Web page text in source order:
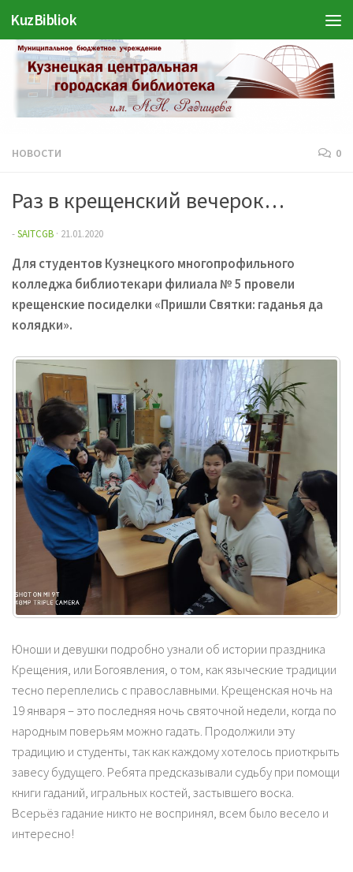
Перейти к содержимому
KuzBibliok
НОВОСТИ 0
Раз в крещенский вечерок…
-SAITCGB · 21.01.2020
Для студентов Кузнецкого многопрофильного
колледжа библиотекари филиала № 5 провели
крещенские посиделки «Пришли Святки: гаданья да
колядки».
Юноши и девушки подробно узнали об истории праздника
Крещения, или Богоявления, о том, как языческие традиции
тесно переплелись с православными. Крещенская ночь на
19 января – это последняя ночь святочной недели, когда по
народным поверьям можно гадать. Продолжили эту
традицию и студенты, так как каждому хотелось приоткрыть
завесу будущего. Ребята предсказывали судьбу при помощи
книги гаданий, игральных костей, застывшего воска.
Всерьёз гадание никто не воспринял, всем было весело и
интересно!